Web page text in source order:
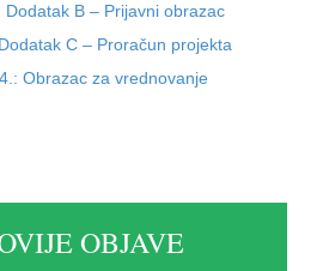
Dodatak B – Prijavni obrazac
C – Proračun projekta
Obrazac za vrednovanje
OBJAVE